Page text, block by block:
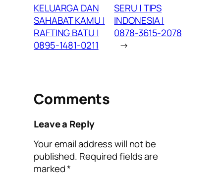
KELUARGA DAN
SAHABAT KAMU |
RAFTING BATU |
0895-1481-0211
SERU | TIPS
INDONESIA |
0878-3615-2078
→
Comments
Leave a Reply
Your email address will not be
published. Required fields are
marked*